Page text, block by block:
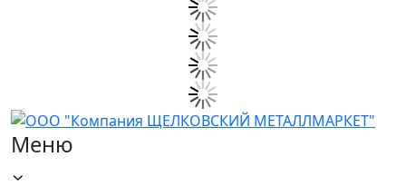
Меню